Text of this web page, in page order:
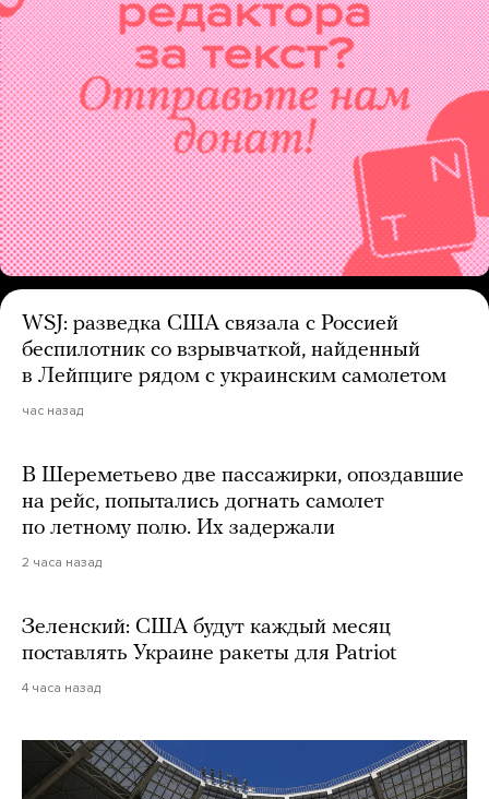
WSJ: разведка США связала с Россией
беспилотник со взрывчаткой, найденный
в Лейпциге рядом с украинским самолетом
час назад
В Шереметьево две пассажирки, опоздавшие
на рейс, попытались догнать самолет
по летному полю. Их задержали
2 часа назад
Зеленский: США будут каждый месяц
поставлять Украине ракеты для Patriot
4 часа назад